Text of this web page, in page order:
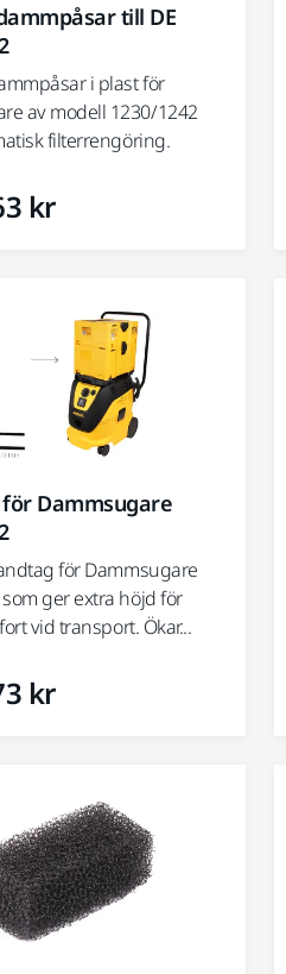
till DE
i plast för
av modell 1230/1242
filterrengöring.
kr
Dammsugare
för Dammsugare
ger extra höjd för
vid transport. Ökar...
kr